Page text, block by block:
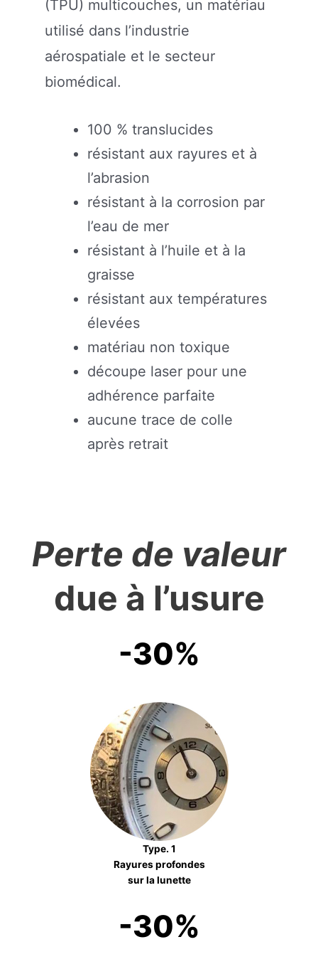
(TPU) multicouches, un matériau
utilisé dans l’industrie
aérospatiale et le secteur
biomédical.
100 % translucides
résistant aux rayures et à
l’abrasion
résistant à la corrosion par
l’eau de mer
résistant à l’huile et à la
graisse
résistant aux températures
élevées
matériau non toxique
découpe laser pour une
adhérence parfaite
aucune trace de colle
après retrait
Perte de valeur
due à l’usure
-30%
Type. 1
Rayures profondes
sur la lunette
-30%